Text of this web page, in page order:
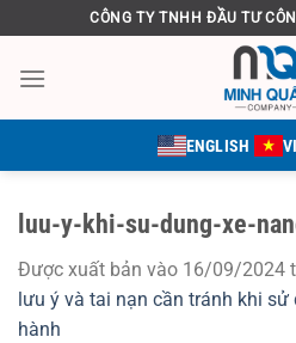
qua
nội
CÔNG TY TNHH ĐẦU TƯ
ENGLISH
luu-y-khi-su-dung-xe-
Được xuất bản vào 16/09/2024
lưu ý và tai nạn cần tránh khi
hành